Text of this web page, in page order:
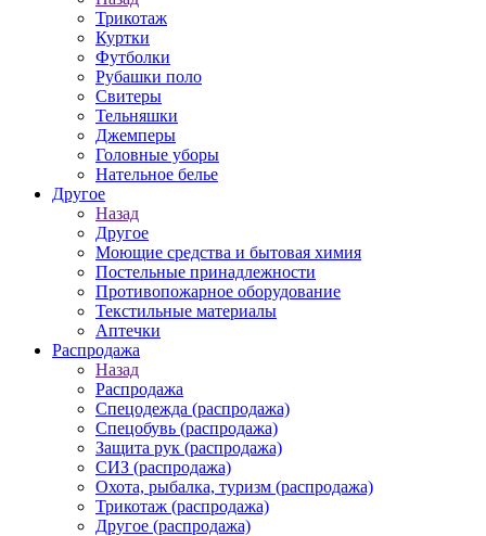
Трикотаж
Куртки
Футболки
Рубашки поло
Свитеры
Тельняшки
Джемперы
Головные уборы
Нательное белье
Другое
Назад
Другое
Моющие средства и бытовая химия
Постельные принадлежности
Противопожарное оборудование
Текстильные материалы
Аптечки
Распродажа
Назад
Распродажа
Спецодежда (распродажа)
Спецобувь (распродажа)
Защита рук (распродажа)
СИЗ (распродажа)
Охота, рыбалка, туризм (распродажа)
Трикотаж (распродажа)
Другое (распродажа)